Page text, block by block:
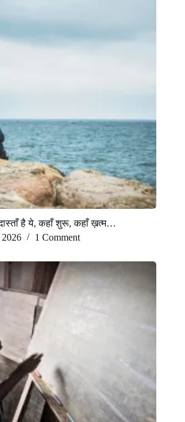
है ये, कहाँ शुरू, कहाँ ख़त्म…
1 Comment